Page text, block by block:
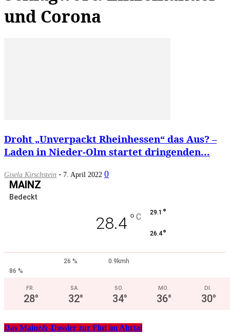
und Corona
Droht „Unverpackt Rheinhessen“ das Aus? –
Laden in Nieder-Olm startet dringenden...
Gisela Kirschstein - 7. April 2022 0
MAINZ
Bedeckt
28.4 ° C 29.1 °
26.4°
26 %
0.9kmh
86 %
FR.
28°
SA.
32°
SO.
34°
MO.
36°
DI.
30°
Das Mainz&-Dossier zur Flut im Ahrtal